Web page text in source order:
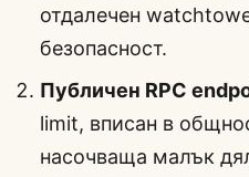
отдалечен
безопасност.
Публичен RPC
limit, вписан в
насочваща малък